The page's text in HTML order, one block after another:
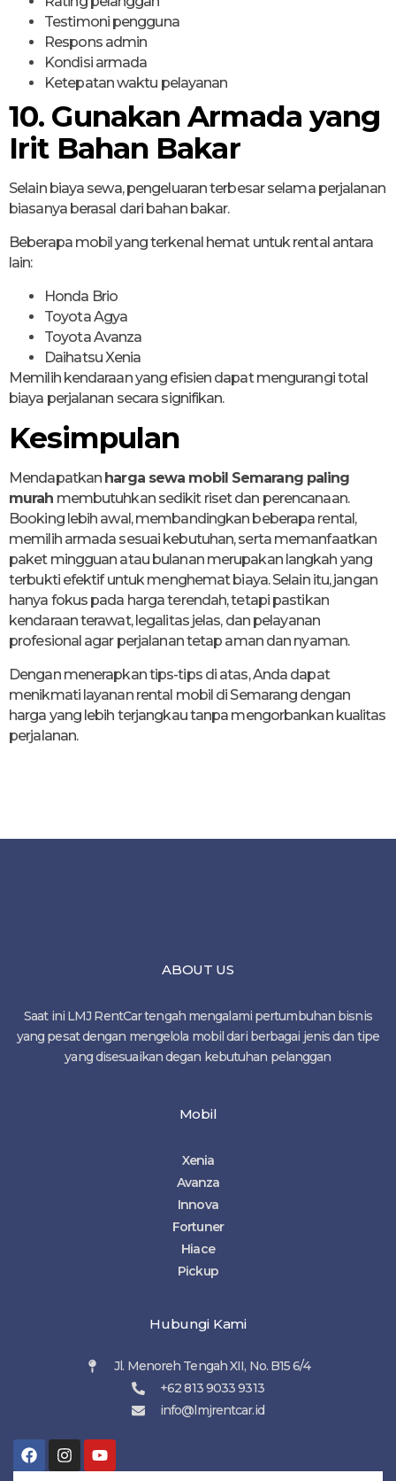
Testimoni pengguna
Respons admin
Kondisi armada
Ketepatan waktu pelayanan
10. Gunakan Armada yang
Irit Bahan Bakar
Selain biaya sewa, pengeluaran terbesar selama perjalanan
biasanya berasal dari bahan bakar.
Beberapa mobil yang terkenal hemat untuk rental antara
lain:
Honda Brio
Toyota Agya
Toyota Avanza
Daihatsu Xenia
Memilih kendaraan yang efisien dapat mengurangi total
biaya perjalanan secara signifikan.
Kesimpulan
Mendapatkan harga sewa mobil Semarang paling
murah membutuhkan sedikit riset dan perencanaan.
Booking lebih awal, membandingkan beberapa rental,
memilih armada sesuai kebutuhan, serta memanfaatkan
paket mingguan atau bulanan merupakan langkah yang
terbukti efektif untuk menghemat biaya. Selain itu, jangan
hanya fokus pada harga terendah, tetapi pastikan
kendaraan terawat, legalitas jelas, dan pelayanan
profesional agar perjalanan tetap aman dan nyaman.
Dengan menerapkan tips-tips di atas, Anda dapat
menikmati layanan rental mobil di Semarang dengan
harga yang lebih terjangkau tanpa mengorbankan kualitas
perjalanan.
ABOUT US
Saat ini LMJ RentCar tengah mengalami pertumbuhan bisnis
yang pesat dengan mengelola mobil dari berbagai jenis dan tipe
yang disesuaikan degan kebutuhan pelanggan
Mobil
Xenia
Avanza
Innova
Fortuner
Hiace
Pickup
Hubungi Kami
Jl. Menoreh Tengah XII, No. B15 6/4
+62 813 9033 9313
info@lmjrentcar.id